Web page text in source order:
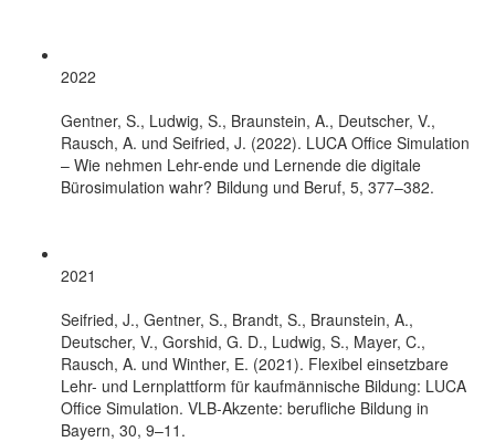
2022
Gentner, S., Ludwig, S., Braunstein, A., Deutscher, V.,
Rausch, A. und Seifried, J. (2022). LUCA Office Simulation
– Wie nehmen Lehr-ende und Lernende die digitale
Bürosimulation wahr? Bildung und Beruf, 5, 377–382.
2021
Seifried, J., Gentner, S., Brandt, S., Braunstein, A.,
Deutscher, V., Gorshid, G. D., Ludwig, S., Mayer, C.,
Rausch, A. und Winther, E. (2021). Flexibel einsetzbare
Lehr- und Lernplattform für kaufmännische Bildung: LUCA
Office Simulation. VLB-Akzente: berufliche Bildung in
Bayern, 30, 9–11.